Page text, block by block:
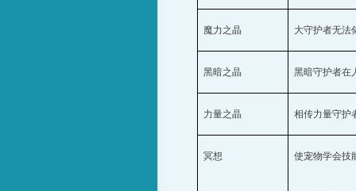
魔力之晶 大守护者无法
黑暗之晶 黑暗守护者在
力量之晶 相传力量守护
冥想 使宠物学会技